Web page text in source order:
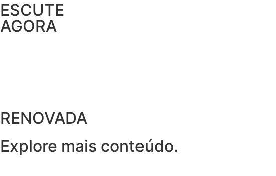
ESCUTE
AGORA
RENOVADA
Explore mais conteúdo.